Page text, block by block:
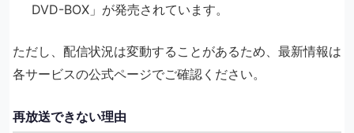
DVD-BOX」が発売されています。
ただし、配信状況は変動することがあるため、最新情報は
各サービスの公式ページでご確認ください。
再放送できない理由